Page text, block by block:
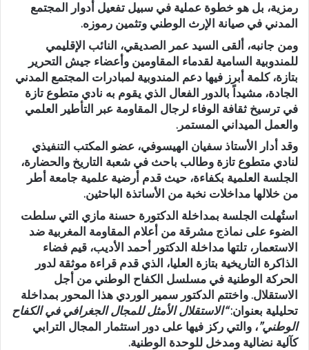
رمزية، بل هو خطوة عملية في سبيل تفعيل أدوار المجتمع
المدني في صيانة الإرث الوطني وتثمين رموزه.
ومن جانبه، ألقى السيد عمر الصديقي، النائب الإقليمي
للمندوبية السامية لقدماء المقاومين وأعضاء جيش التحرير
بتازة، كلمة أبرز فيها دعم المندوبية لمبادرات المجتمع المدني
الجادة، مشيداً بالدور الفعال الذي يقوم به نادي متطوع تازة
في ترسيخ ثقافة الوفاء لرجال المقاومة عبر التأطير العلمي
والعمل الميداني المستمر.
وقد أدار
الأستاذ سفيان الهيسوفي، عضو المكتب التنفيذي
لنادي متطوع تازة وطالب باحث في شعبة التاريخ والحضارة،
الجلسة العلمية بكفاءة، حيث قدم أرضية علمية جامعة أطر
من خلالها مداخلات نخبة من الأساتذة الباحثين.
استُهلت الجلسة بمداخلة الدكتورة حسنة مازي التي سلطت
الضوء على نماذج مشرقة من أعلام المقاومة المغربية ضد
الاستعمار، تلتها مداخلة الدكتور أحمد الأديب، قيم فضاء
الذاكرة التاريخية بتازة العليا، الذي قدم قراءة موثقة لدور
الحركة الوطنية في مسلسل الكفاح الوطني من أجل
الاستقلال. واختتم الدكتور سمير الوردي هذا المحور بمداخلة
تحليلية بعنوان:“الاستقلال الأمثل للمجال الجغرافي في الكفاح
الوطني”، والتي ركز فيها على دور استثمار المجال الترابي
كآلية نضالية ومدخل للوحدة الوطنية.